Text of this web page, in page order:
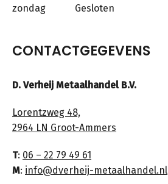
zondag
Gesloten
CONTACTGEGEVENS
D. Verheij Metaalhandel B.V.
Lorentzweg 48,
2964 LN Groot-Ammers
T: 06 – 22 79 49 61
M: info@dverheij-metaalhandel.nl